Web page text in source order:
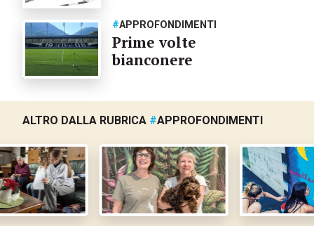
#APPROFONDIMENTI
Prime volte
bianconere
ALTRO DALLA RUBRICA #APPROFONDIMENTI